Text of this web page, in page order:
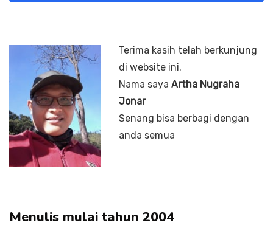
Terima kasih telah berkunjung
di website ini.
Nama saya Artha Nugraha
Jonar
Senang bisa berbagi dengan
anda semua
Menulis mulai tahun 2004